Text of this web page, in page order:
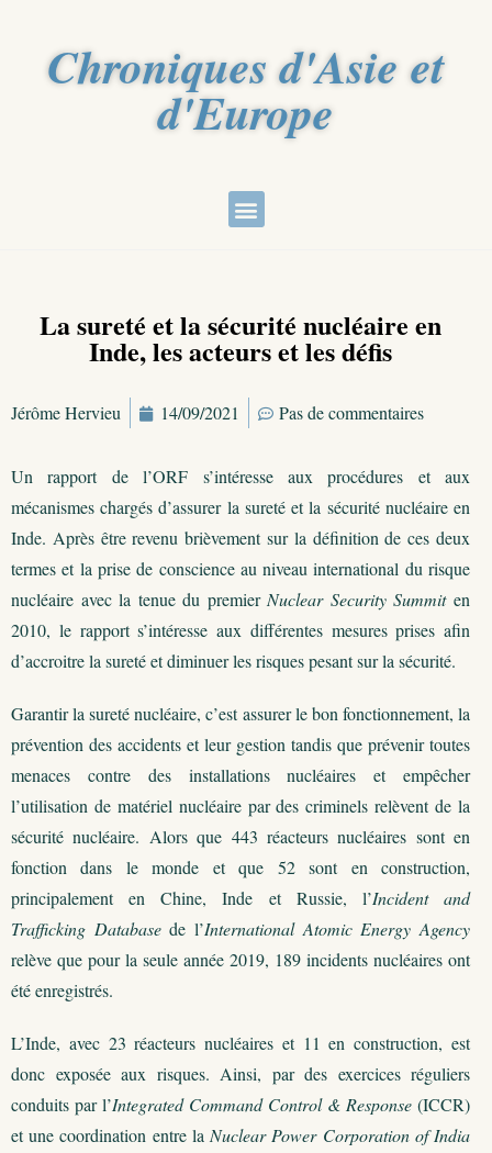
Chroniques d'Asie et
d'Europe
La sureté et la sécurité nucléaire en
Inde, les acteurs et les défis
Jérôme Hervieu 14/09/2021 Pas de commentaires
Un rapport de l’ORF s’intéresse aux procédures et aux
mécanismes chargés d’assurer la sureté et la sécurité nucléaire en
Inde. Après être revenu brièvement sur la définition de ces deux
termes et la prise de conscience au niveau international du risque
nucléaire avec la tenue du premier Nuclear Security Summiten
2010, le rapport s’intéresse aux différentes mesures prises afin
d’accroitre la sureté et diminuer les risques pesant sur la sécurité.
Garantir la sureté nucléaire, c’est assurer le bon fonctionnement, la
prévention des accidents et leur gestion tandis que prévenir toutes
menaces contre des installations nucléaires et empêcher
l’utilisation de matériel nucléaire par des criminels relèvent de la
sécurité nucléaire. Alors que 443 réacteurs nucléaires sont en
fonction dans le monde et que 52 sont en construction,
principalement en Chine, Inde et Russie, l’Incident and
Trafficking Databasede l’International Atomic Energy Agency
relève que pour la seule année 2019, 189 incidents nucléaires ont
été enregistrés.
L’Inde, avec 23 réacteurs nucléaires et 11 en construction, est
donc exposée aux risques. Ainsi, par des exercices réguliers
conduits par l’Integrated Command Control & Response (ICCR)
et une coordination entre la Nuclear Power Corporation of India